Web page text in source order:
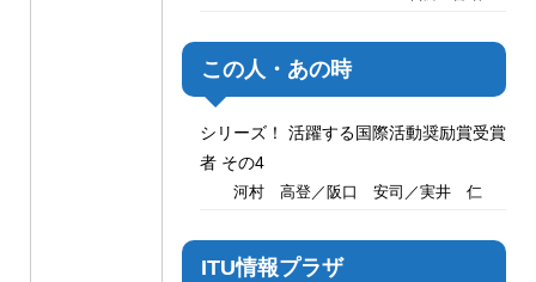
この人・あの時
シリーズ！ 活躍する国際活動奨励賞受賞
者 その4
河村 高登／阪口 安司／実井 仁
ITU情報プラザ